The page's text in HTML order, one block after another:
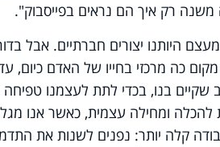
רק איך הם נראים בפייסבוק".
היותנו יצורים חברתיים. אבל
כה מרכזי בחייו של האדם כיום,
בנו, בכדי לתת לעצמנו טפיחה
ומחילה עצמית, כאשר אנו
קלה יותר: נפנים לשנות את